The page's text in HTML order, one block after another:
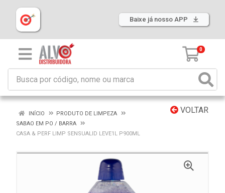
Baixe já nosso APP
0
VOLTAR
INÍCIO
PRODUTO DE LIMPEZA
SABAO EM PO / BARRA
CASA & PERF LIMP SENSUALID LEVE1L P900ML